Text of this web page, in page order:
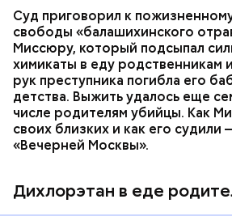
Суд приговорил к
свободы «балашихинского
Миссюру, который подсыпал
химикаты в еду родственникам
рук преступника погибла его
детства. Выжить удалось еще
числе родителям убийцы. Как
своих близких и как его судили
«Вечерней Москвы».
Дихлорэтан в еде